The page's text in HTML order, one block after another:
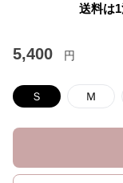
送料は
5,400 円
Ｓ Ｍ